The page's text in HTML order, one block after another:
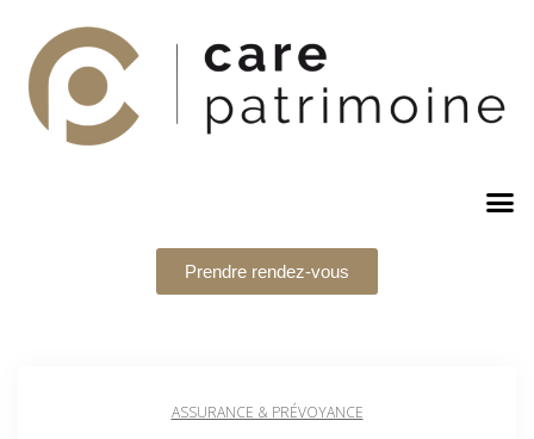
Prendre rendez-vous
ASSURANCE & PRÉVOYANCE